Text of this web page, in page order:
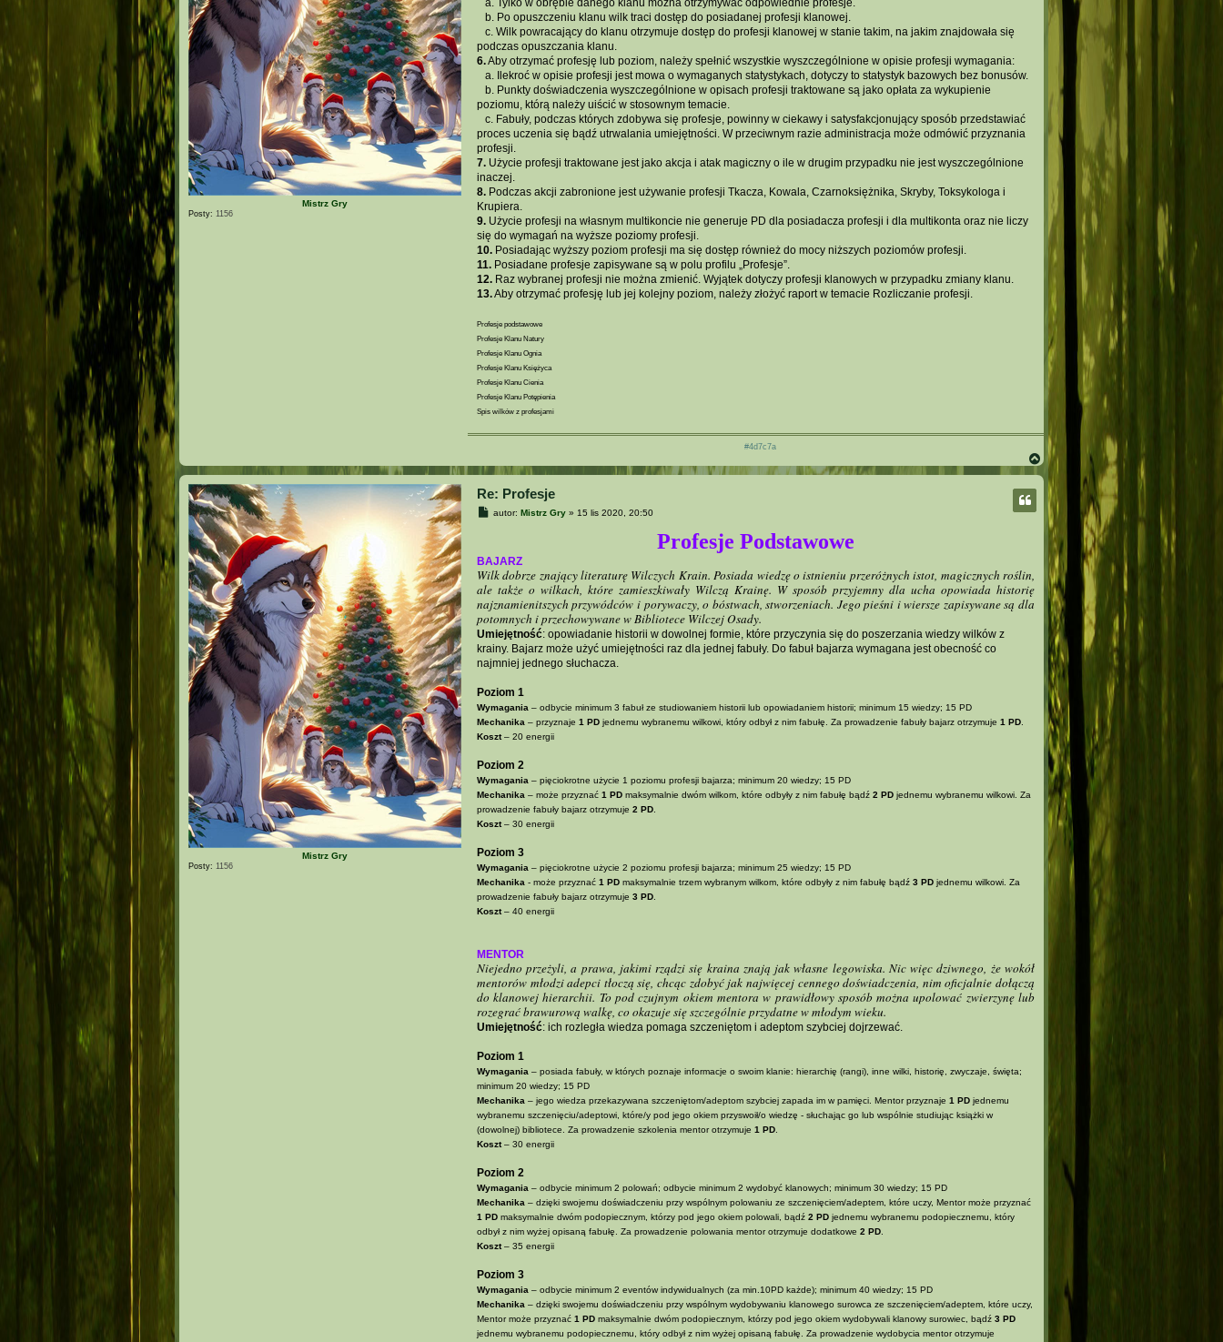
Mistrz Gry
Posty: 1156
a. Tylko w obrębie danego klanu można otrzymywać odpowiednie profesje.
b. Po opuszczeniu klanu wilk traci dostęp do posiadanej profesji klanowej.
c. Wilk powracający do klanu otrzymuje dostęp do profesji klanowej w stanie takim, na jakim znajdowała się
podczas opuszczania klanu.
6.Aby otrzymać profesję lub poziom, należy spełnić wszystkie wyszczególnione w opisie profesji wymagania:
a. Ilekroć w opisie profesji jest mowa o wymaganych statystykach, dotyczy to statystyk bazowych bez bonusów.
b. Punkty doświadczenia wyszczególnione w opisach profesji traktowane są jako opłata za wykupienie
poziomu, którą należy uiścić w stosownym temacie.
c. Fabuły, podczas których zdobywa się profesje, powinny w ciekawy i satysfakcjonujący sposób przedstawiać
proces uczenia się bądź utrwalania umiejętności. W przeciwnym razie administracja może odmówić przyznania
profesji.
7.Użycie profesji traktowane jest jako akcja i atak magiczny o ile w drugim przypadku nie jest wyszczególnione
inaczej.
8.Podczas akcji zabronione jest używanie profesji Tkacza, Kowala, Czarnoksiężnika, Skryby, Toksykologa i
Krupiera.
9.Użycie profesji na własnym multikoncie nie generuje PD dla posiadacza profesji i dla multikonta oraz nie liczy
się do wymagań na wyższe poziomy profesji.
10.Posiadając wyższy poziom profesji ma się dostęp również do mocy niższych poziomów profesji.
11.Posiadane profesje zapisywane są w polu profilu „Profesje”.
12.Raz wybranej profesji nie można zmienić. Wyjątek dotyczy profesji klanowych w przypadku zmiany klanu.
13.Aby otrzymać profesję lub jej kolejny poziom, należy złożyć raport w temacie Rozliczanie profesji.
Profesje podstawowe
Profesje Klanu Natury
Profesje Klanu Ognia
Profesje Klanu Księżyca
Profesje Klanu Cienia
Profesje Klanu Potępienia
Spis wilków z profesjami
#4d7c7a
N
a
g
ę
Mistrz Gry
Posty: 1156
Re: Profesje
Pautor:Mistrz Gry » 15 lis 2020, 20:50
Profesje Podstawowe
BAJARZ
Wilk dobrze znający literaturę Wilczych Krain. Posiada wiedzę o istnieniu przeróżnych istot, magicznych roślin,
ale także o wilkach, które zamieszkiwały Wilczą Krainę. W sposób przyjemny dla ucha opowiada historię
najznamienitszych przywódców i porywaczy, o bóstwach, stworzeniach. Jego pieśni i wiersze zapisywane są dla
potomnych i przechowywane w Bibliotece Wilczej Osady.
Umiejętność: opowiadanie historii w dowolnej formie, które przyczynia się do poszerzania wiedzy wilków z
krainy. Bajarz może użyć umiejętności raz dla jednej fabuły. Do fabuł bajarza wymagana jest obecność co
najmniej jednego słuchacza.
Poziom 1
Wymagania – odbycie minimum 3 fabuł ze studiowaniem historii lub opowiadaniem historii; minimum 15 wiedzy; 15 PD
Mechanika – przyznaje 1 PDjednemu wybranemu wilkowi, który odbył z nim fabułę. Za prowadzenie fabuły bajarz otrzymuje 1 PD.
Koszt– 20 energii
Poziom 2
Wymagania – pięciokrotne użycie 1 poziomu profesji bajarza; minimum 20 wiedzy; 15 PD
Mechanika – może przyznać 1 PDmaksymalnie dwóm wilkom, które odbyły z nim fabułę bądź 2 PDjednemu wybranemu wilkowi. Za
prowadzenie fabuły bajarz otrzymuje 2 PD.
Koszt– 30 energii
Poziom 3
Wymagania – pięciokrotne użycie 2 poziomu profesji bajarza; minimum 25 wiedzy; 15 PD
Mechanika - może przyznać 1 PDmaksymalnie trzem wybranym wilkom, które odbyły z nim fabułę bądź 3 PDjednemu wilkowi. Za
prowadzenie fabuły bajarz otrzymuje 3 PD.
Koszt– 40 energii
MENTOR
Niejedno przeżyli, a prawa, jakimi rządzi się kraina znają jak własne legowiska. Nic więc dziwnego, że wokół
mentorów młodzi adepci tłoczą się, chcąc zdobyć jak najwięcej cennego doświadczenia, nim oficjalnie dołączą
do klanowej hierarchii. To pod czujnym okiem mentora w prawidłowy sposób można upolować zwierzynę lub
rozegrać brawurową walkę, co okazuje się szczególnie przydatne w młodym wieku.
Umiejętność: ich rozległa wiedza pomaga szczeniętom i adeptom szybciej dojrzewać.
Poziom 1
Wymagania – posiada fabuły, w których poznaje informacje o swoim klanie: hierarchię (rangi), inne wilki, historię, zwyczaje, święta;
minimum 20 wiedzy; 15 PD
Mechanika – jego wiedza przekazywana szczeniętom/adeptom szybciej zapada im w pamięci. Mentor przyznaje 1 PDjednemu
wybranemu szczenięciu/adeptowi, które/y pod jego okiem przyswoił/o wiedzę - słuchając go lub wspólnie studiując książki w
(dowolnej) bibliotece. Za prowadzenie szkolenia mentor otrzymuje 1 PD.
Koszt– 30 energii
Poziom 2
Wymagania – odbycie minimum 2 polowań; odbycie minimum 2 wydobyć klanowych; minimum 30 wiedzy; 15 PD
Mechanika – dzięki swojemu doświadczeniu przy wspólnym polowaniu ze szczenięciem/adeptem, które uczy, Mentor może przyznać
1 PDmaksymalnie dwóm podopiecznym, którzy pod jego okiem polowali, bądź 2 PDjednemu wybranemu podopiecznemu, który
odbył z nim wyżej opisaną fabułę. Za prowadzenie polowania mentor otrzymuje dodatkowe 2 PD.
Koszt– 35 energii
Poziom 3
Wymagania – odbycie minimum 2 eventów indywidualnych (za min.10PD każde); minimum 40 wiedzy; 15 PD
Mechanika – dzięki swojemu doświadczeniu przy wspólnym wydobywaniu klanowego surowca ze szczenięciem/adeptem, które uczy,
Mentor może przyznać 1 PDmaksymalnie dwóm podopiecznym, którzy pod jego okiem wydobywali klanowy surowiec, bądź 3 PD
jednemu wybranemu podopiecznemu, który odbył z nim wyżej opisaną fabułę. Za prowadzenie wydobycia mentor otrzymuje